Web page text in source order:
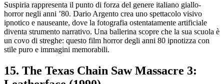
Suspiria rappresenta il punto di forza del genere italiano giallo-
horror negli anni ’80. Dario Argento crea uno spettacolo visivo
ipnotico e nauseante, dove la fotografia ostentatamente artificiale
diventa strumento narrativo. Una ballerina scopre che la sua scuola è
un covo di streghe: questo film horror degli anni 80 ipnotizza con
stile puro e immagini memorabili.
15. The Texas Chain Saw Massacre 3: